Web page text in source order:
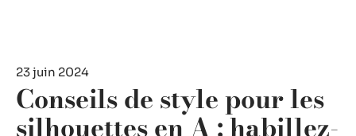
23 juin 2024
Conseils de style pour les
silhouettes en A : habillez-